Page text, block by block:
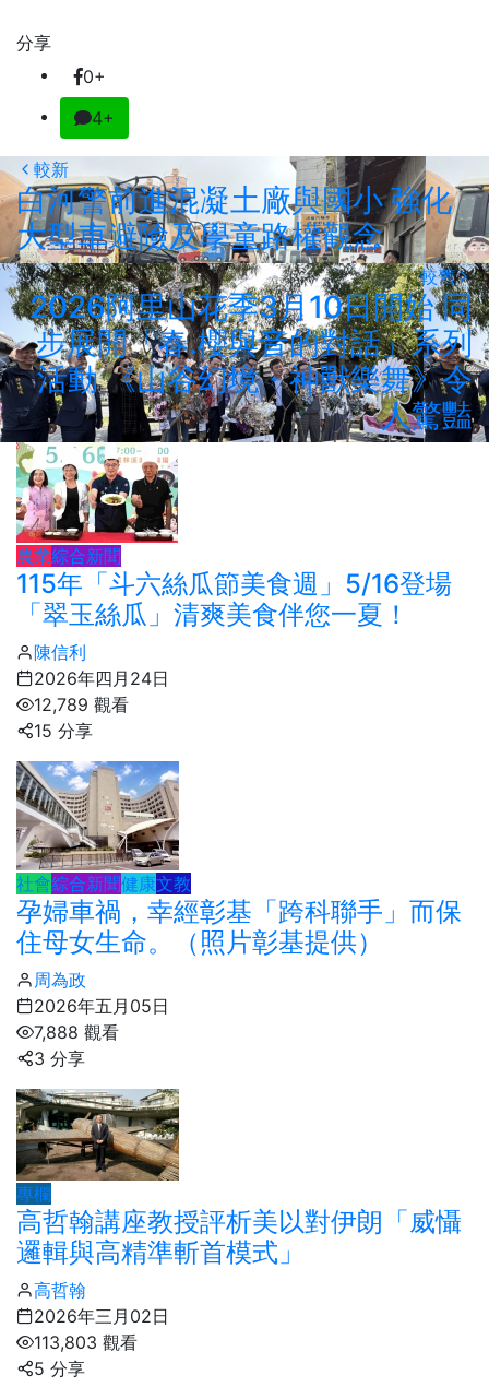
分享
0+
4+
較新
白河警前進混凝土廠與國小 強化
大型車避險及學童路權觀念
較舊
2026阿里山花季3月10日開始 同
步展開「春.櫻與音的對話」系列
活動 《山谷幻境・神獸樂舞》令
人驚豔
農業綜合新聞
115年「斗六絲瓜節美食週」5/16登場
「翠玉絲瓜」清爽美食伴您一夏！
陳信利
2026年四月24日
12,789 觀看
15 分享
社會綜合新聞健康文教
孕婦車禍，幸經彰基「跨科聯手」而保
住母女生命。（照片彰基提供）
周為政
2026年五月05日
7,888 觀看
3 分享
專欄
高哲翰講座教授評析美以對伊朗「威懾
邏輯與高精準斬首模式」
高哲翰
2026年三月02日
113,803 觀看
5 分享